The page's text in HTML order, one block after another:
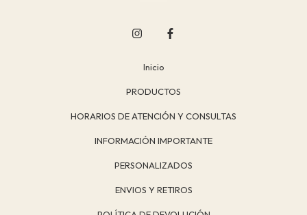
Inicio
PRODUCTOS
HORARIOS DE ATENCIÓN Y CONSULTAS
INFORMACIÓN IMPORTANTE
PERSONALIZADOS
ENVIOS Y RETIROS